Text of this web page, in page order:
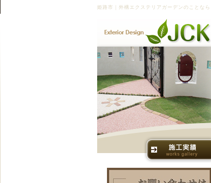
姫路市｜外構エクステリアガーデンのことな